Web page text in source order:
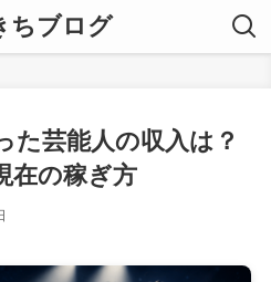
ちブログ
た芸能人の収入は？
在の稼ぎ方